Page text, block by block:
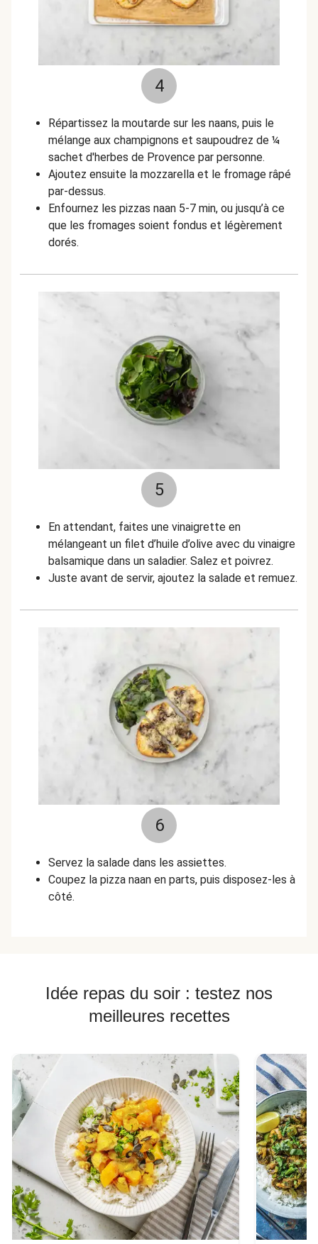
4
Répartissez la moutarde sur les naans, puis le
mélange aux champignons et saupoudrez de ¼
sachet d'herbes de Provence par personne.
Ajoutez ensuite la mozzarella et le fromage râpé
par-dessus.
Enfournez les pizzas naan 5-7 min, ou jusqu’à ce
que les fromages soient fondus et légèrement
dorés.
5
En attendant, faites une vinaigrette en
mélangeant un filet d’huile d’olive avec du vinaigre
balsamique dans un saladier. Salez et poivrez.
Juste avant de servir, ajoutez la salade et remuez.
6
Servez la salade dans les assiettes.
Coupez la pizza naan en parts, puis disposez-les à
côté.
Idée repas du soir : testez nos
meilleures recettes